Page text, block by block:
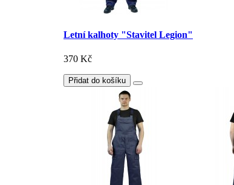
Letní kalhoty "Stavitel Legion"
370 Kč
Přidat do košíku